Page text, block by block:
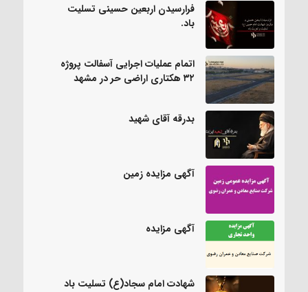
فرارسیدن اربعین حسینی تسلیت
باد.
اتمام عملیات اجرایی آسفالت پروژه
۳۲ هکتاری اراضی حر در مشهد
بدرقه آقای شهید
آگهی مزایده زمین
آگهی مزایده
شهادت امام سجاد(ع) تسلیت باد